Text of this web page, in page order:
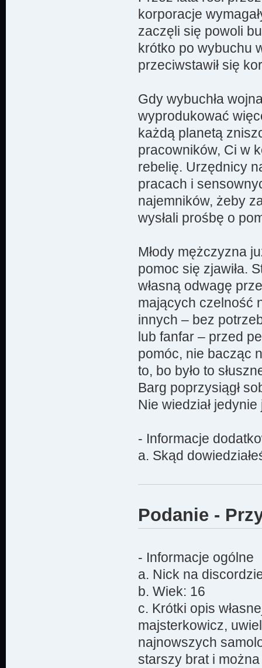
korporacje
zaczęli się powoli
krótko po wybuchu
przeciwstawił się
Gdy wybuchła
wyprodukować
każdą planetą
pracowników, Ci w
rebelię. Urzędnicy
pracach i
najemników, żeby
wysłali prośbę o
Młody mężczyzna
pomoc się zjawiła.
własną odwagę
mających czelność
innych – bez
lub fanfar – przed
pomóc, nie bacząc
to, bo było to
Barg poprzysiągł
Nie wiedział jedynie
- Informacje
a. Skąd
Podanie -
- Informacje ogólne
a. Nick na
b. Wiek: 16
c. Krótki opis
majsterkowicz,
najnowszych
starszy brat i